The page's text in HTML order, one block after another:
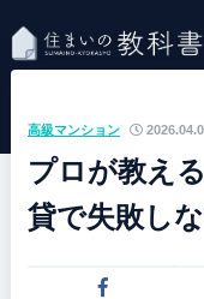
高級マンション
プロが教え
貸で失敗し